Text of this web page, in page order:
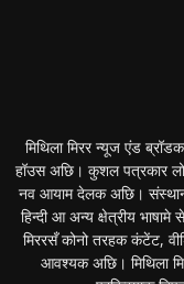
मिथिला मिरर न्यूज एंड
हॉउस अछि। कुशल पत्रकार
नव आयाम देलक अछि।
हिन्दी आ अन्य क्षेत्रीय
मिररसँ कोनो तरहक कंटेंट,
आवश्यक अछि। मिथिला